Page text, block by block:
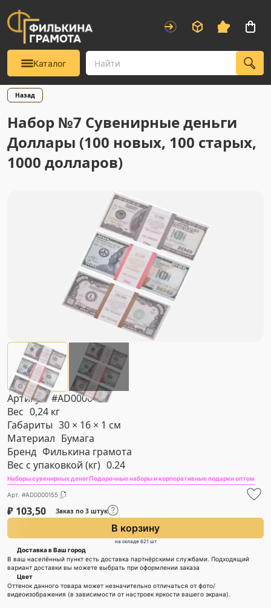
Каталог
Назад
Набор №7 Сувенирные деньги
Доллары (100 новых, 100 старых,
1000 долларов)
Артикул #AD0000155
Вес 0,24 кг
Габариты 30 × 16 × 1 см
Материал Бумага
Бренд Филькина грамота
Вес с упаковкой (кг) 0.24
Наборы сувенирных денегПодарочные наборы и корпоративные подарки оптом
Арт. #AD0000155
₽ 103,50 Заказ по 3 штук
В корзину
на складе 621 шт
Доставка в Ваш город
В ваш населённый пункт есть доставка партнёрскими службами. Подходящий
вариант доставки вы можете выбрать при оформлении заказа
Цвет
Оттенок данного товара может незначительно отличаться от фото/
видеоизображения (в зависимости от настроек яркости вашего экрана).